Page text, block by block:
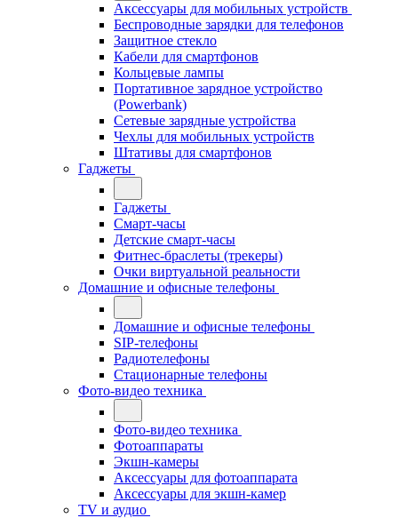
Аксессуары для мобильных устройств
Беспроводные зарядки для телефонов
Защитное стекло
Кабели для смартфонов
Кольцевые лампы
Портативное зарядное устройство
(Powerbank)
Сетевые зарядные устройства
Чехлы для мобильных устройств
Штативы для смартфонов
Гаджеты
Гаджеты
Смарт-часы
Детские смарт-часы
Фитнес-браслеты (трекеры)
Очки виртуальной реальности
Домашние и офисные телефоны
Домашние и офисные телефоны
SIP-телефоны
Радиотелефоны
Стационарные телефоны
Фото-видео техника
Фото-видео техника
Фотоаппараты
Экшн-камеры
Аксессуары для фотоаппарата
Аксессуары для экшн-камер
TV и аудио